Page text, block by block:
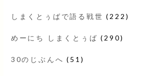
しまくとぅばで語る戦世 (222)
めーにち しまくとぅば (290)
30のじぶんへ (51)